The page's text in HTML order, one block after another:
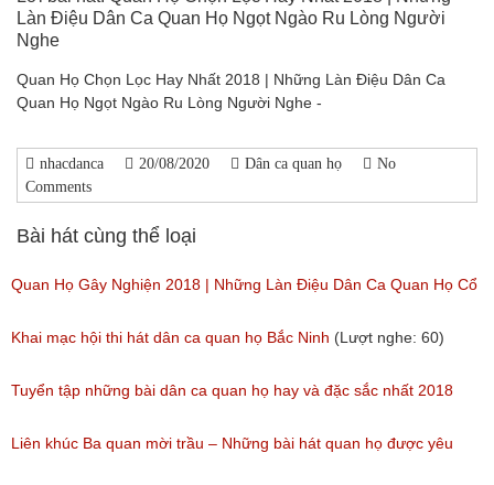
Làn Điệu Dân Ca Quan Họ Ngọt Ngào Ru Lòng Người
Nghe
Quan Họ Chọn Lọc Hay Nhất 2018 | Những Làn Điệu Dân Ca
Quan Họ Ngọt Ngào Ru Lòng Người Nghe -
nhacdanca 20/08/2020 Dân ca quan họ
No
Comments
Bài hát cùng thể loại
Quan Họ Gây Nghiện 2018 | Những Làn Điệu Dân Ca Quan Họ Cổ
Bắc Ninh Hay Ngây Ngất
(Lượt nghe: 84)
Khai mạc hội thi hát dân ca quan họ Bắc Ninh (Lượt nghe: 60)
Tuyển tập những bài dân ca quan họ hay và đặc sắc nhất 2018
(Lượt nghe: 59)
Liên khúc Ba quan mời trầu – Những bài hát quan họ được yêu